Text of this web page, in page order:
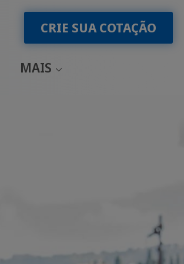
CRIE SUA COTAÇÃO
MAIS